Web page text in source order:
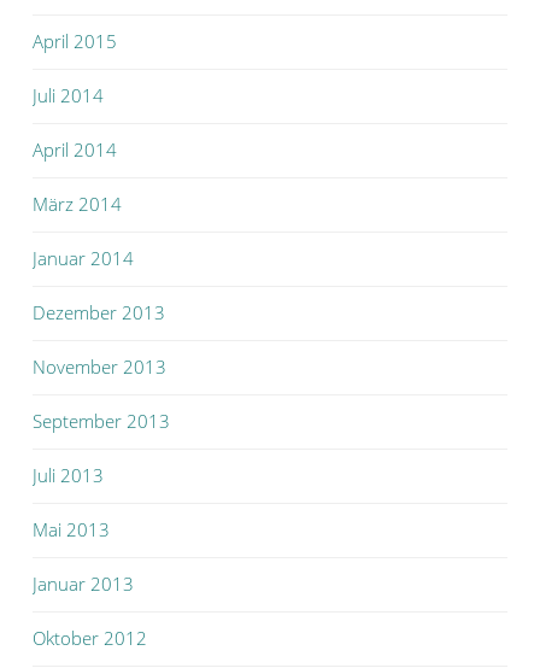
April 2015
Juli 2014
April 2014
März 2014
Januar 2014
Dezember 2013
November 2013
September 2013
Juli 2013
Mai 2013
Januar 2013
Oktober 2012